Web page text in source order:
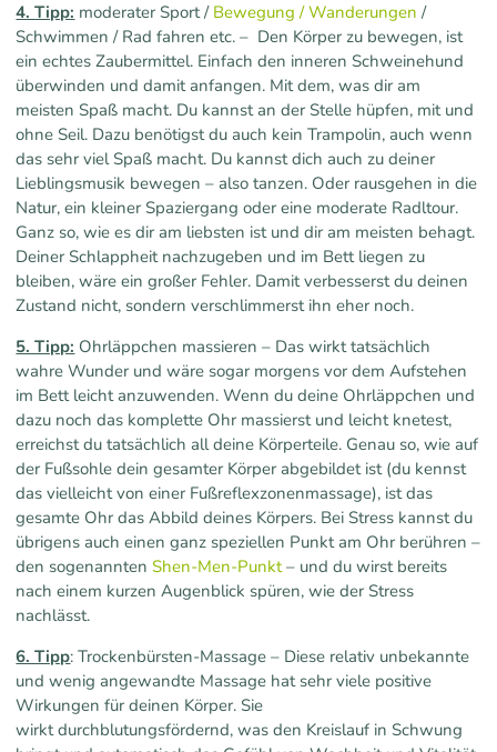
4. Tipp: moderater Sport / Bewegung / Wanderungen /
Schwimmen / Rad fahren etc. – Den Körper zu bewegen, ist
ein echtes Zaubermittel. Einfach den inneren Schweinehund
überwinden und damit anfangen. Mit dem, was dir am
meisten Spaß macht. Du kannst an der Stelle hüpfen, mit und
ohne Seil. Dazu benötigst du auch kein Trampolin, auch wenn
das sehr viel Spaß macht. Du kannst dich auch zu deiner
Lieblingsmusik bewegen – also tanzen. Oder rausgehen in die
Natur, ein kleiner Spaziergang oder eine moderate Radltour.
Ganz so, wie es dir am liebsten ist und dir am meisten behagt.
Deiner Schlappheit nachzugeben und im Bett liegen zu
bleiben, wäre ein großer Fehler. Damit verbesserst du deinen
Zustand nicht, sondern verschlimmerst ihn eher noch.
5. Tipp: Ohrläppchen massieren – Das wirkt tatsächlich
wahre Wunder und wäre sogar morgens vor dem Aufstehen
im Bett leicht anzuwenden. Wenn du deine Ohrläppchen und
dazu noch das komplette Ohr massierst und leicht knetest,
erreichst du tatsächlich all deine Körperteile. Genau so, wie auf
der Fußsohle dein gesamter Körper abgebildet ist (du kennst
das vielleicht von einer Fußreflexzonenmassage), ist das
gesamte Ohr das Abbild deines Körpers. Bei Stress kannst du
übrigens auch einen ganz speziellen Punkt am Ohr berühren –
den sogenanntenShen-Men-Punkt– und du wirst bereits
nach einem kurzen Augenblick spüren, wie der Stress
nachlässt.
6. Tipp: Trockenbürsten-Massage – Diese relativ unbekannte
und wenig angewandte Massage hat sehr viele positive
Wirkungen für deinen Körper. Sie
wirkt durchblutungsfördernd, was den Kreislauf in Schwung